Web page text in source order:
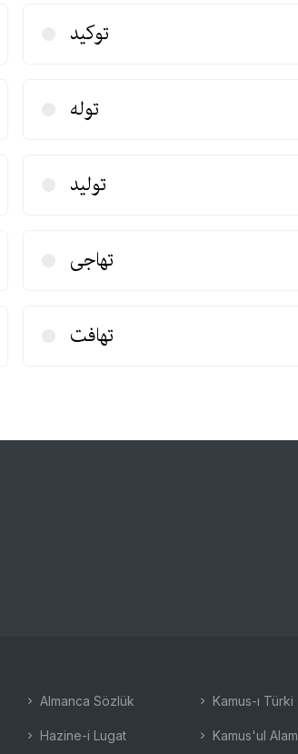
توكید
توله
تولید
تهاجی
تهافت
Almanca Sözlük
Hazine-i Lugat
Kamus-ı Türki
Kamus'ul Alam